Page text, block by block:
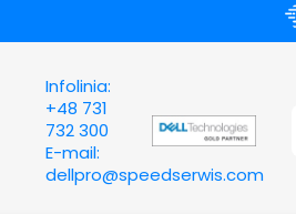
Infolinia:
+48 731
732 300
E-mail:
dellpro@speedserwis.com